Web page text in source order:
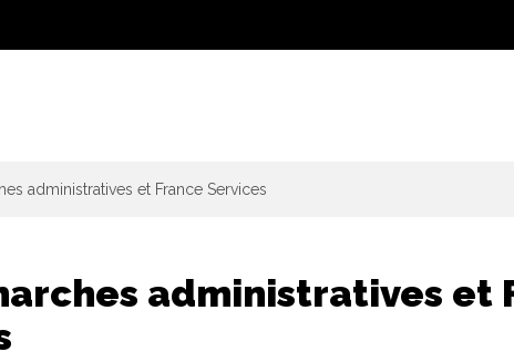
administratives et France Services
administratives et